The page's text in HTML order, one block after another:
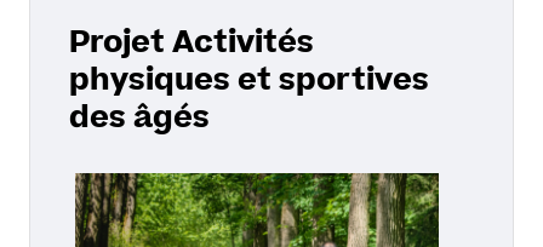
Projet Activités
physiques et sportives
des âgés